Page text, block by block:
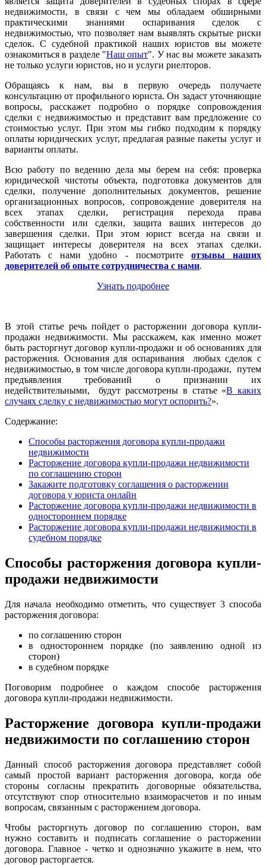
недвижимости, в связи с чем мы обладаем обширными
практическими знаниями оспаривания сделок с
недвижимостью, что позволяет нам выявлять скрытые риски
сделок. С судебной практикой наших юристов вы можете
ознакомиться в разделе "Наш опыт". У нас вы можете заказать
не только услуги юристов, но и услуги риелторов.
Обращаясь к нам, вы в первую очередь получаете
консультацию от профильного юриста. Он задаст уточняющие
вопросы, расскажет подробно о порядке сопровождения
сделки с недвижимостью и представит вам предложение со
стоимостью услуг. При этом мы гибко подходим к порядку
оплаты юридических услуг, предлагая разные пакеты услуг и
варианты оплаты.
Всю работу по ведению дела мы берем на себя: проверка
юридической чистоты объекта, подготовка документов для
сделки, получение дополнительных документов, решение
организационных вопросов, сопровождение доверителя на
всех этапах сделки, регистрация перехода права
собственности или сделки, защита ваших интересов до
завершения сделки. При этом юрист всегда на связи и
защищает интересы доверителя на всех этапах сделки.
Работать с нами удобно - посмотрите отзывы наших
доверителей об опыте сотрудничества с нами.
Узнать подробнее
В этой статье речь пойдет о расторжении договора купли-
продажи недвижимости. Мы расскажем, как именно может
быть расторгнут договор купли-продажи и об основаниях для
расторжения. Основания для оспаривания любых сделок с
недвижимостью, в том числе договора купли-продажи, путем
предъявления требований о признании их
недействительными, будут рассмотрены в статье «В каких
случаях сделку с недвижимостью могут оспорить?».
Содержание:
Способы расторжения договора купли-продажи
недвижимости
Расторжение договора купли-продажи недвижимости
по соглашению сторон
Закажите подготовку соглашения о расторжении
договора у юриста онлайн
Расторжение договора купли-продажи недвижимости в
одностороннем порядке
Расторжение договора купли-продажи недвижимости в
судебном порядке
Способы расторжения договора купли-
продажи недвижимости
Для начала необходимо отметить, что существует 3 способа
расторжения договора:
по соглашению сторон
в одностороннем порядке (по заявлению одной из
сторон)
в судебном порядке
Поговорим подробнее о каждом способе расторжения
договора купли-продажи недвижимости.
Расторжение договора купли-продажи
недвижимости по соглашению сторон
Данный способ расторжения договора представляет собой
самый простой вариант расторжения договора, когда обе
стороны согласны прекратить договорные обязательства,
отсутствуют спор относительно взаиморасчетов и по иным
вопросам, связанным с расторжением договора.
Чтобы расторгнуть договор по соглашению сторон, вам
нужно составить и подписать соглашение о расторжении
договора. Главное - четко и однозначно укажите в нем, что
договор расторгается.